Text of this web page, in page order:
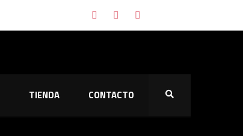
TIENDA CONTACTO